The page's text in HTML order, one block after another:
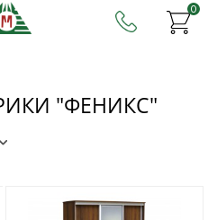
0
"ФЕНИКС"